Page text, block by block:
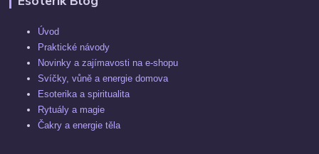
Úvod
Praktické návody
Novinky a zajímavosti na e-shopu
Svíčky, vůně a energie domova
Esoterika a spiritualita
Rytuály a magie
Čakry a energie těla